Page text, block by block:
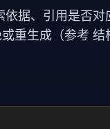
依据、引用是否
重生成（参考 结